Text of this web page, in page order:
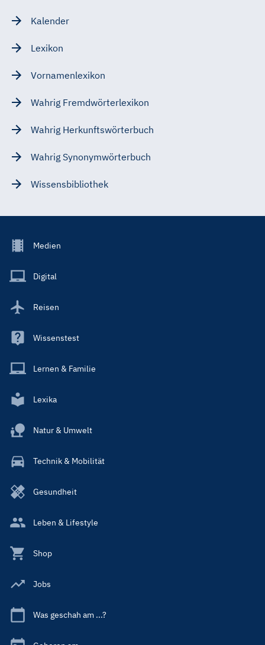
Kalender
Lexikon
Vornamenlexikon
Wahrig Fremdwörterlexikon
Wahrig Herkunftswörterbuch
Wahrig Synonymwörterbuch
Wissensbibliothek
Footer
Main
Medien
Digital
Reisen
Wissenstest
Lernen & Familie
Lexika
Natur & Umwelt
Technik & Mobilität
Gesundheit
Leben & Lifestyle
Shop
Jobs
Was geschah am ...?